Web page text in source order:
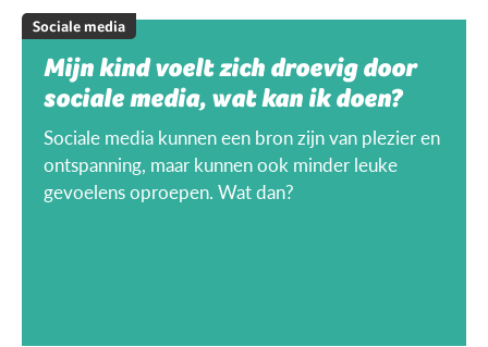
Sociale media
Mijn kind voelt zich droevig door
sociale media, wat kan ik doen?
Sociale media kunnen een bron zijn van plezier en
ontspanning, maar kunnen ook minder leuke
gevoelens oproepen. Wat dan?